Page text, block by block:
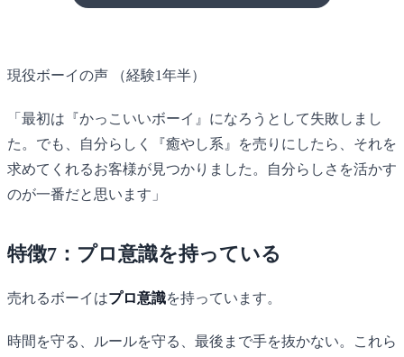
現役ボーイの声 （経験1年半）
「最初は『かっこいいボーイ』になろうとして失敗しまし
た。でも、自分らしく『癒やし系』を売りにしたら、それを
求めてくれるお客様が見つかりました。自分らしさを活かす
のが一番だと思います」
特徴7：プロ意識を持っている
売れるボーイはプロ意識を持っています。
時間を守る、ルールを守る、最後まで手を抜かない。これら